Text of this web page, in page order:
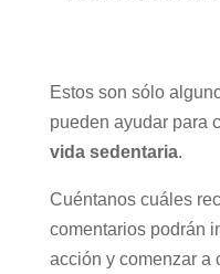
Estos son sólo
pueden ayudar para
vida sedentaria.
Cuéntanos cuáles
comentarios podrán
acción y comenzar a